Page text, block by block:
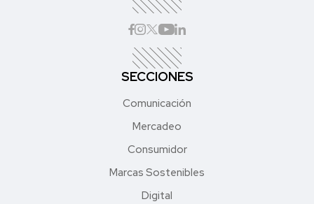
SECCIONES
Comunicación
Mercadeo
Consumidor
Marcas Sostenibles
Digital